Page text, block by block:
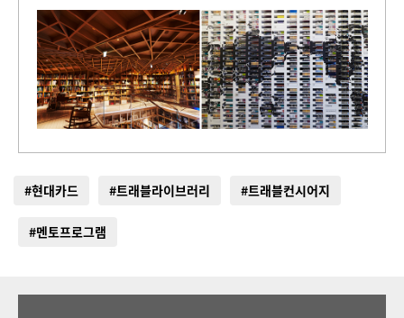
#현대카드 #트래블라이브러리 #트래블컨시어지
#멘토프로그램